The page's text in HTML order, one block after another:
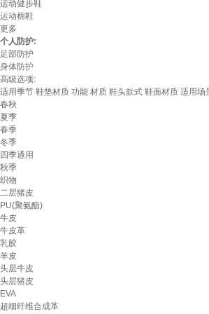
运动健步鞋
运动棉鞋
更多
个人防护:
足部防护
身体防护
高级选项:
适用季节 鞋垫材质 功能 材质 鞋头款式 鞋面材质 适用场
春秋
夏季
春季
冬季
四季通用
秋季
织物
二层猪皮
PU(聚氨酯)
牛皮
牛皮革
乳胶
羊皮
头层牛皮
头层猪皮
EVA
超细纤维合成革